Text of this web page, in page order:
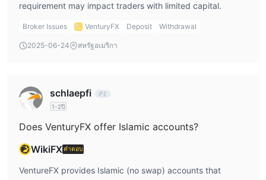
requirement may impact traders with limited capital.
Broker Issues VenturyFX Deposit Withdrawal
2025-06-24 สหรัฐอเมริกา
schlaepfi
1-2ปี
Does VenturyFX offer Islamic accounts?
WikiFXคำตอบ
VentureFX provides Islamic (no swap) accounts that